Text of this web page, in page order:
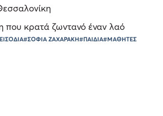
που κρατά ζωντανό έναν λαό
#ΣΟΦΙΑ ΖΑΧΑΡΑΚΗ#ΠΑΙΔΙΑ#ΜΑΘΗΤΕΣ